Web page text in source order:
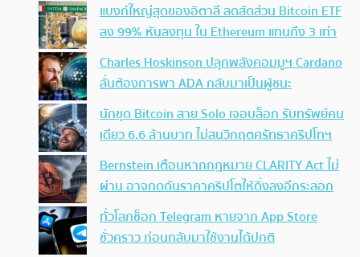
แบงก์ใหญ่สุดของอิตาลี ลดสัดส่วน Bitcoin ETF
ลง 99% หันลงทุน ใน Ethereum แทนถึง 3 เท่า
Charles Hoskinson ปลุกพลังคอมมูฯ Cardano
ลั่นต้องการพา ADA กลับมาเป็นผู้ชนะ
นักขุด Bitcoin สาย Solo เจอบล็อก รับทรัพย์คน
เดียว 6.6 ล้านบาท ไม่สนวิกฤตศรัทธาคริปโทฯ
Bernstein เตือนหากกฎหมาย CLARITY Act ไม่
ผ่าน อาจกดดันราคาคริปโตให้ดิ่งลงอีกระลอก
ทั่วโลกช็อก Telegram หายจาก App Store
ชั่วคราว ก่อนกลับมาใช้งานได้ปกติ